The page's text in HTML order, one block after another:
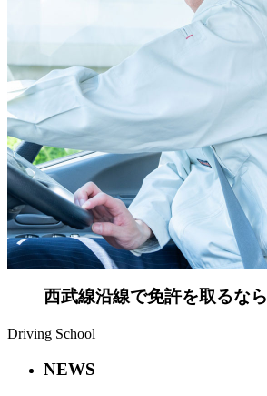
Chichibu
特急で池袋から約80分
西武線沿線で免許を取るなら
Driving School
NEWS